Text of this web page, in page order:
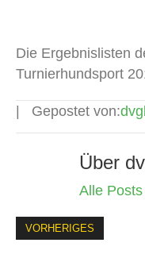
Die Ergebnislisten
Turnierhundsport
Gepostet von:
Über
Alle
VORHERIGES